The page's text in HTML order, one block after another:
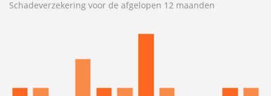
Schadeverzekering voor de afgelopen 12 maanden